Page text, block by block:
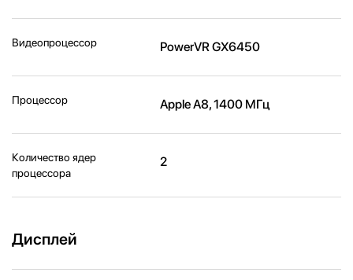
Видеопроцессор PowerVR GX6450
Процессор Apple A8, 1400 МГц
Количество ядер
процессора
2
Дисплей